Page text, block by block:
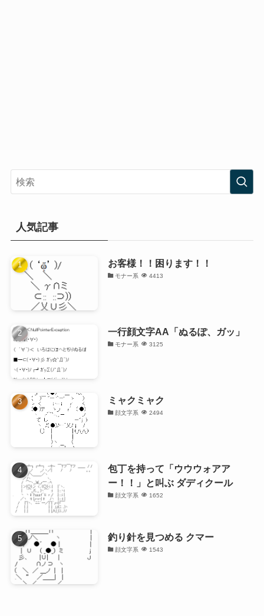
人気記事
お客様！！困ります！！
モナー系 4413
一行顔文字AA「ぬるぽ、ガッ」
モナー系 3125
ミャクミャク
顔文字系 2494
包丁を持って「ウウウォアア
ー！！」と叫ぶ ダディクール
顔文字系 1652
釣り針を見つめる クマー
顔文字系 1543